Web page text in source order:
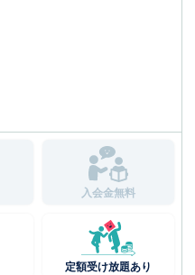
入会金無料
定額受け放題あり